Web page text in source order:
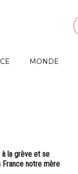
MONDE
la grève et se
notre mère